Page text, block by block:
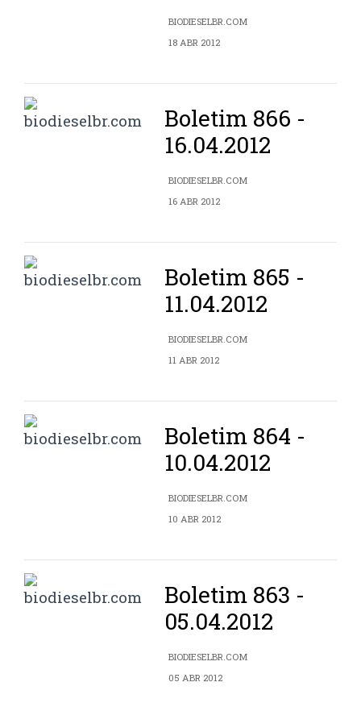
BIODIESELBR.COM
18 ABR 2012
Boletim 866 -
16.04.2012
BIODIESELBR.COM
16 ABR 2012
Boletim 865 -
11.04.2012
BIODIESELBR.COM
11 ABR 2012
Boletim 864 -
10.04.2012
BIODIESELBR.COM
10 ABR 2012
Boletim 863 -
05.04.2012
BIODIESELBR.COM
05 ABR 2012